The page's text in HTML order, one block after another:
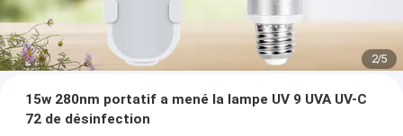
2/5
15w 280nm portatif a mené la lampe UV 9 UVA UV-C
72 de désinfection